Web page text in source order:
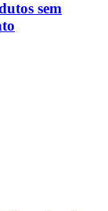
sem